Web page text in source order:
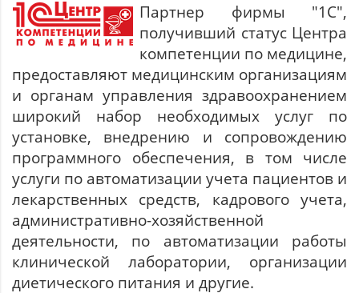
Партнер фирмы "1С",
получивший статус Центра
компетенции по медицине,
предоставляют медицинским организациям
и органам управления здравоохранением
широкий набор необходимых услуг по
установке, внедрению и сопровождению
программного обеспечения, в том числе
услуги по автоматизации учета пациентов и
лекарственных средств, кадрового учета,
административно-хозяйственной
деятельности, по автоматизации работы
клинической лаборатории, организации
диетического питания и другие.